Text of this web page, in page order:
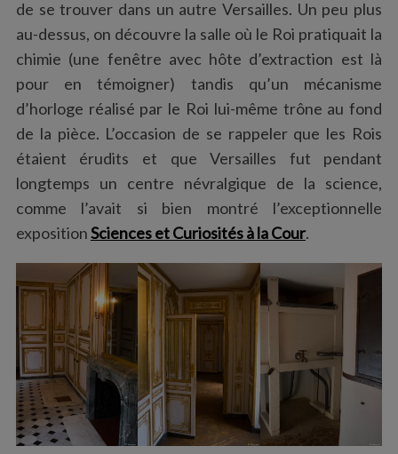
de se trouver dans un autre Versailles. Un peu plus
au-dessus, on découvre la salle où le Roi pratiquait la
chimie (une fenêtre avec hôte d’extraction est là
pour en témoigner) tandis qu’un mécanisme
d’horloge réalisé par le Roi lui-même trône au fond
de la pièce. L’occasion de se rappeler que les Rois
étaient érudits et que Versailles fut pendant
longtemps un centre névralgique de la science,
comme l’avait si bien montré l’exceptionnelle
expositionSciences et Curiosités à la Cour.